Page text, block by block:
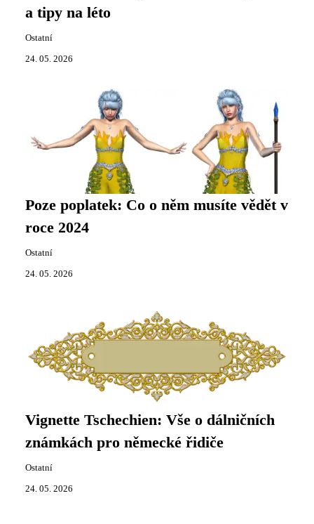
a tipy na léto
Ostatní
24. 05. 2026
Poze poplatek: Co o něm musíte vědět v
roce 2024
Ostatní
24. 05. 2026
Vignette Tschechien: Vše o dálničních
známkách pro německé řidiče
Ostatní
24. 05. 2026